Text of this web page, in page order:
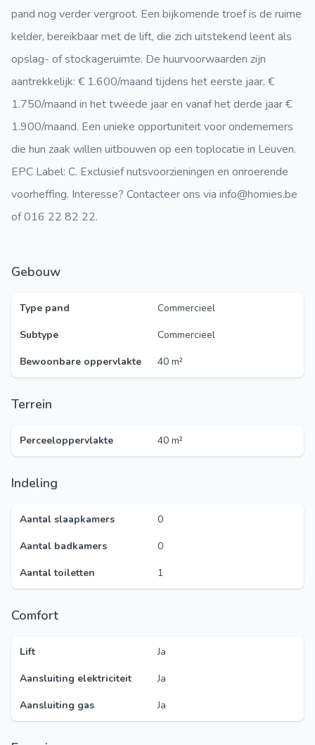
pand nog verder vergroot. Een bijkomende troef is de ruime
kelder, bereikbaar met de lift, die zich uitstekend leent als
opslag- of stockageruimte. De huurvoorwaarden zijn
aantrekkelijk: € 1.600/maand tijdens het eerste jaar, €
1.750/maand in het tweede jaar en vanaf het derde jaar €
1.900/maand. Een unieke opportuniteit voor ondernemers
die hun zaak willen uitbouwen op een toplocatie in Leuven.
EPC Label: C. Exclusief nutsvoorzieningen en onroerende
voorheffing. Interesse? Contacteer ons via info@homies.be
of 016 22 82 22.
Gebouw
Type pand
Commercieel
Subtype
Commercieel
Bewoonbare oppervlakte
40 m²
Terrein
Perceeloppervlakte 40 m²
Indeling
Aantal slaapkamers
0
Aantal badkamers
0
Aantal toiletten
1
Comfort
Lift
Ja
Aansluiting elektriciteit
Ja
Aansluiting gas
Ja